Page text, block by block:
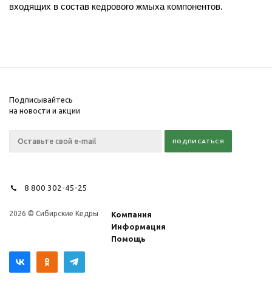
входящих в состав кедрового жмыха компонентов.
Подписывайтесь
на новости и акции
8 800 302-45-25
2026 © Сибирские Кедры
Компания
Информация
Помощь